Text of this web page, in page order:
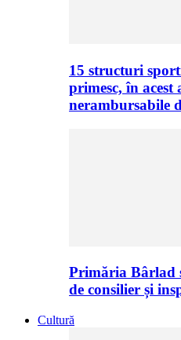
15 structuri
primesc, în
nerambursabile
Primăria Bârlad
de consilier și
Cultură